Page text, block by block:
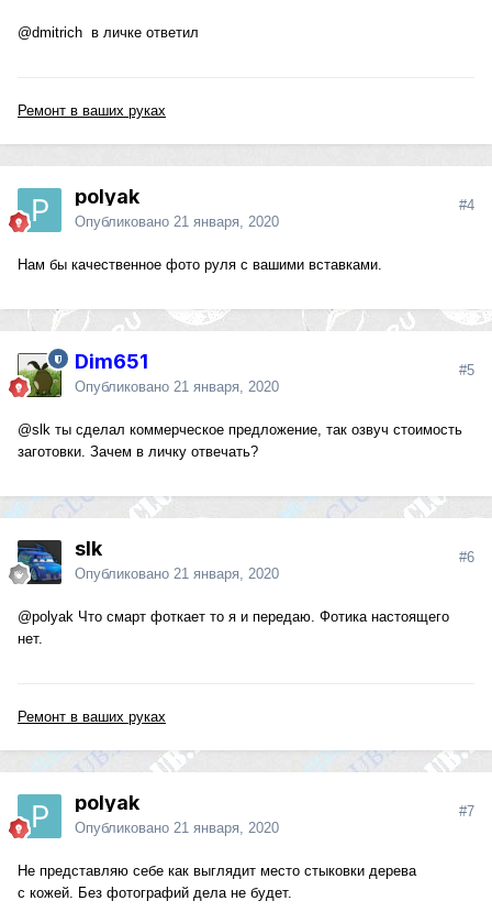
@dmitrich в личке ответил
Ремонт в ваших руках
polyak
Опубликовано 21 января, 2020
#4
Нам бы качественное фото руля с вашими вставками.
Dim651
Опубликовано 21 января, 2020
#5
@slk ты сделал коммерческое предложение, так озвуч стоимость
заготовки. Зачем в личку отвечать?
slk
Опубликовано 21 января, 2020
#6
@polyak Что смарт фоткает то я и передаю. Фотика настоящего
нет.
Ремонт в ваших руках
polyak
Опубликовано 21 января, 2020
#7
Не представляю себе как выглядит место стыковки дерева
с кожей. Без фотографий дела не будет.